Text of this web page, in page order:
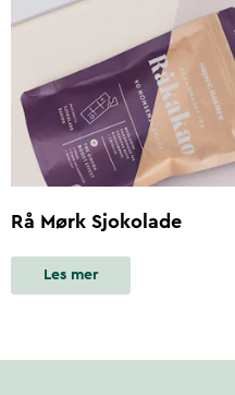
Rå Mørk Sjokolade
Les mer